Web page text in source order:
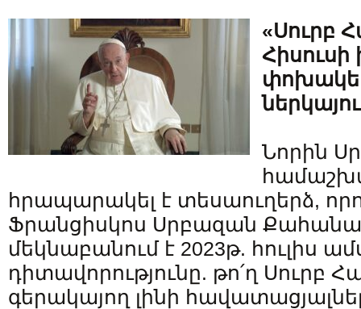
«Սուրբ
Նորին
հրապարակել է տեսաուղերձ,
Ֆրանցիսկոս Սրբազան
մեկնաբանում է 2023թ. հուլիս
դիտավորությունը. թո՛ղ Սուրբ
գերակայող լինի